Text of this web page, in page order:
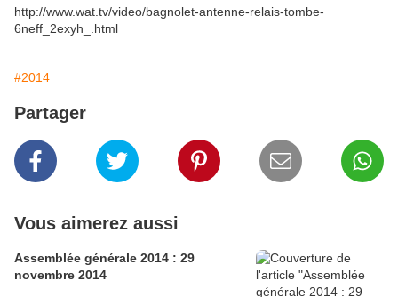
http://www.wat.tv/video/bagnolet-antenne-relais-tombe-
6neff_2exyh_.html
#2014
Partager
Vous aimerez aussi
Assemblée générale 2014 : 29
novembre 2014